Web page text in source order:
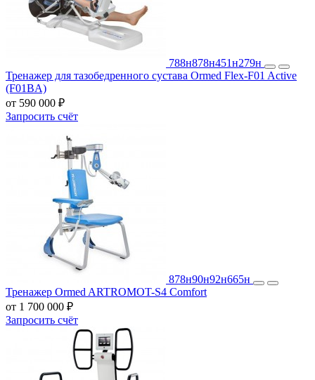
788н878н451н279н
Тренажер для тазобедренного сустава Ormed Flex-F01 Active
(F01BA)
от 590 000 ₽
Запросить счёт
878н90н92н665н
Тренажер Ormed ARTROMOT-S4 Comfort
от 1 700 000 ₽
Запросить счёт